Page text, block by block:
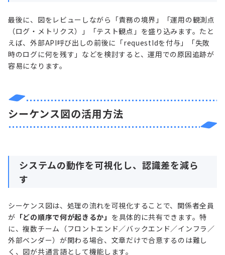
最後に、図をレビューしながら「責務の境界」「運用の観測点
（ログ・メトリクス）」「テスト観点」を盛り込みます。たと
えば、外部API呼び出しの前後に「requestIdを付与」「失敗
時のログに何を残す」などを検討すると、運用での原因追跡が
容易になります。
シーケンス図の活用方法
システムの動作を可視化し、認識差を減ら
す
シーケンス図は、処理の流れを可視化することで、関係者全員
が 「どの順序で何が起きるか」 を具体的に共有できます。特
に、複数チーム（フロントエンド／バックエンド／インフラ／
外部ベンダー）が関わる場合、文章だけで合意するのは難し
く、図が共通言語として機能します。